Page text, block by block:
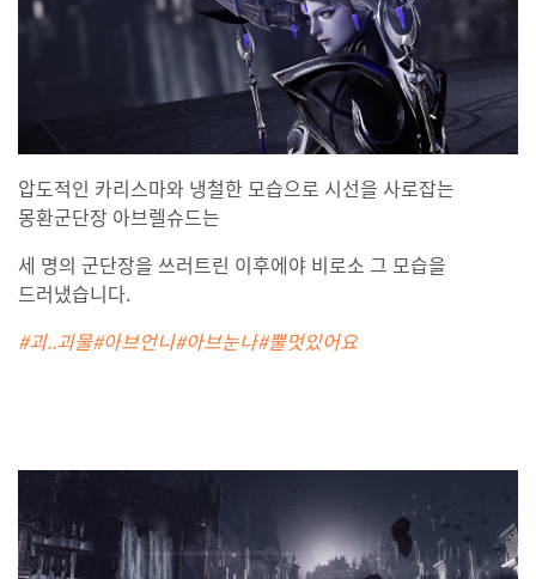
압도적인 카리스마와 냉철한 모습으로 시선을 사로잡는
몽환군단장 아브렐슈드는
세 명의 군단장을 쓰러트린 이후에야 비로소 그 모습을
드러냈습니다.
#괴..괴물#아브언니#아브눈나#뿔멋있어요